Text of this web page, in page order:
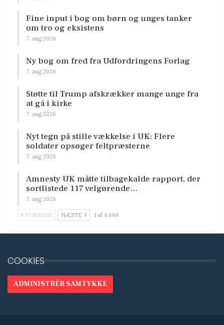
Fine input i bog om børn og unges tanker
om tro og eksistens
7. aug 2026
Ny bog om fred fra Udfordringens Forlag
7. aug 2026
Støtte til Trump afskrækker mange unge fra
at gå i kirke
7. aug 2026
Nyt tegn på stille vækkelse i UK: Flere
soldater opsøger feltpræsterne
7. aug 2026
Amnesty UK måtte tilbagekalde rapport, der
sortlistede 117 velgørende…
7. aug 2026
FORRIGE NÆSTE 1 af 4.668
COOKIES
ADMINISTRÉR SAMTYKKE